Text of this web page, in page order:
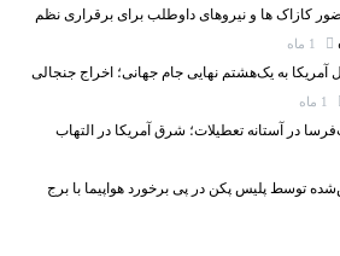
کازاک‌ ها و نیروهای داوطلب برای برقراری نظم
آمریکا به یک‌هشتم نهایی جام جهانی؛ اخراج جنجالی
در آستانه تعطیلات؛ شرق آمریکا در التهاب
توسط پلیس پکن در پی برخورد هواپیما با برج